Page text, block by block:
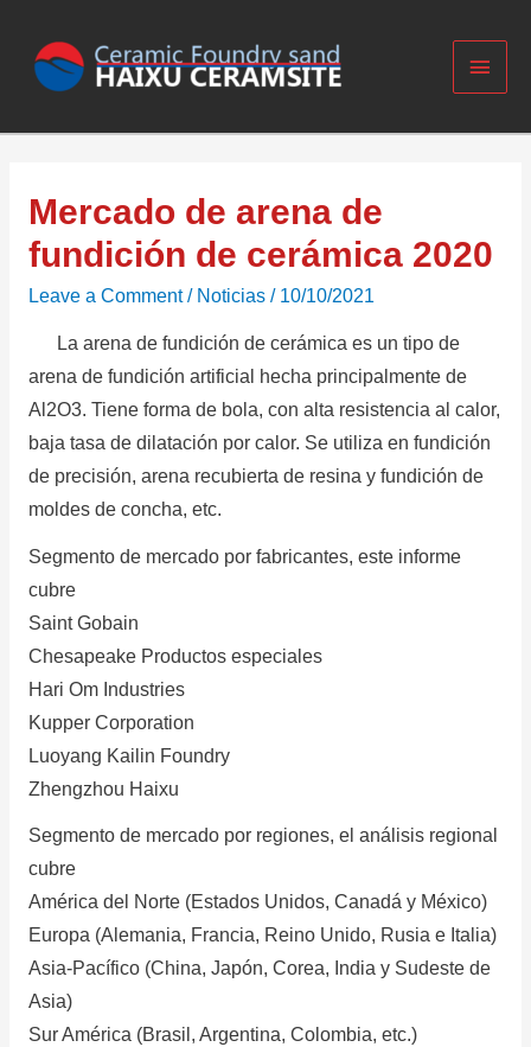
Mercado de arena de
fundición de cerámica 2020
Leave a Comment / Noticias/ 10/10/2021
La arena de fundición de cerámica es un tipo de
arena de fundición artificial hecha principalmente de
Al2O3. Tiene forma de bola, con alta resistencia al calor,
baja tasa de dilatación por calor. Se utiliza en fundición
de precisión, arena recubierta de resina y fundición de
moldes de concha, etc.
Segmento de mercado por fabricantes, este informe
cubre
Saint Gobain
Chesapeake Productos especiales
Hari Om Industries
Kupper Corporation
Luoyang Kailin Foundry
Zhengzhou Haixu
Segmento de mercado por regiones, el análisis regional
cubre
América del Norte (Estados Unidos, Canadá y México)
Europa (Alemania, Francia, Reino Unido, Rusia e Italia)
Asia-Pacífico (China, Japón, Corea, India y Sudeste de
Asia)
Sur América (Brasil, Argentina, Colombia, etc.)